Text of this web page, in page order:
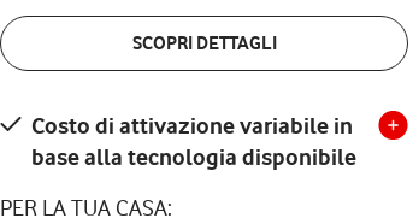
SCOPRI DETTAGLI
Costo di attivazione variabile in
base alla tecnologia disponibile
PER LA TUA CASA: